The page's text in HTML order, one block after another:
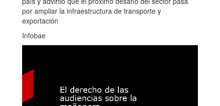
por ampliar la infraestructura de transporte y
exportación
Infobae